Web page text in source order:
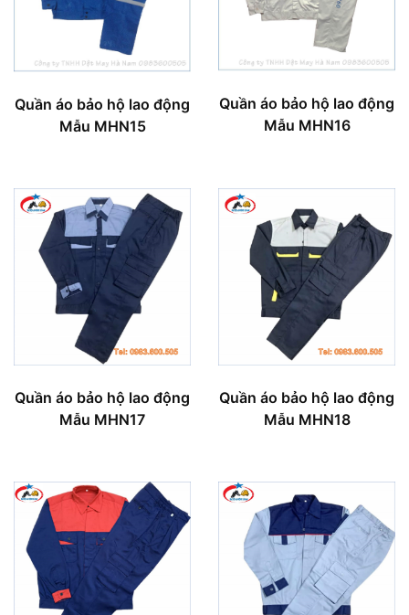
Quần áo bảo hộ lao động
Mẫu MHN15
Quần áo bảo hộ lao động
Mẫu MHN16
Quần áo bảo hộ lao động
Mẫu MHN17
Quần áo bảo hộ lao động
Mẫu MHN18